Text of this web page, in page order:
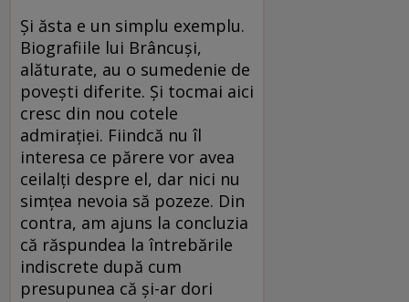
Și ăsta e un simplu exemplu.
Biografiile lui Brâncuși,
alăturate, au o sumedenie de
povești diferite. Și tocmai aici
cresc din nou cotele
admirației. Fiindcă nu îl
interesa ce părere vor avea
ceilalți despre el, dar nici nu
simțea nevoia să pozeze. Din
contra, am ajuns la concluzia
că răspundea la întrebările
indiscrete după cum
presupunea că și-ar dori